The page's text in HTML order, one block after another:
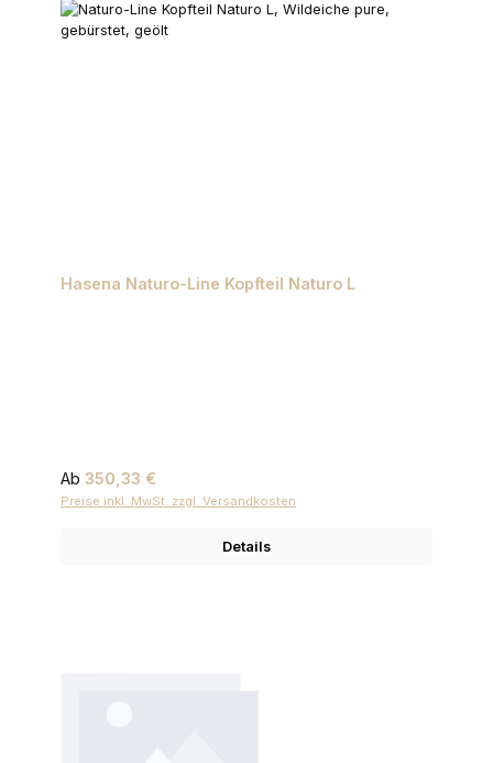
Hasena Naturo-Line Kopfteil Naturo L
Regulärer Preis:
Ab 350,33 €
Preise inkl. MwSt. zzgl. Versandkosten
Details